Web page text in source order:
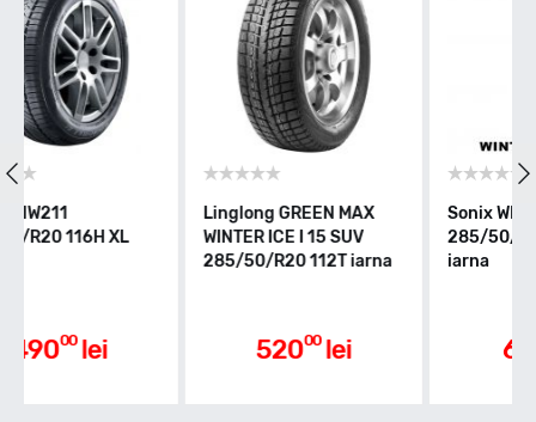
Indice greutate
116
Aderenta pe carosabil ud
MAX
I 15 SUV
00 lei
Sonix WINTER XPRO 999
285/50/R20 116H XL
iarna
67300 lei
Bridgestone
DM-V3 285/
XL iarna
1494